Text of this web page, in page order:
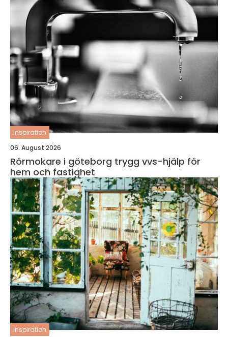
inspiration
06. August 2026
Rörmokare i göteborg trygg vvs-hjälp för
hem och fastighet
inspiration